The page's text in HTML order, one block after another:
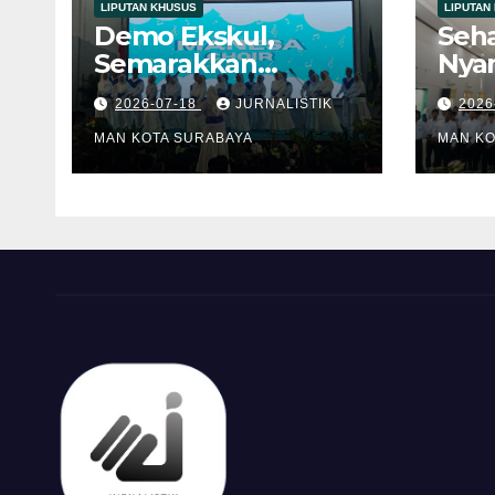
LIPUTAN KHUSUS
Demo Ekskul,
Semarakkan
MATAMUDA 2026
2026-07-18 JURNALISTIK
MAN KOTA SURABAYA
LIPUTAN
MAN